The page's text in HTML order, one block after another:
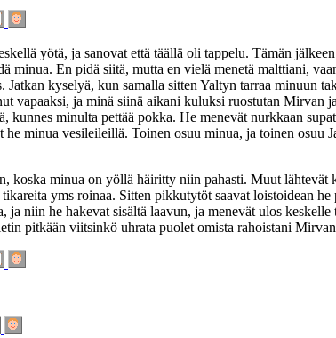
yötä, ja sanovat että täällä oli tappelu. Tämän
minua. En pidä siitä, mutta en vielä menetä malttiani,
Jatkan kyselyä, kun samalla sitten Yaltyn tarraa minuun
vapaaksi, ja minä siinä aikani kuluksi ruostutan Mirvan
kunnes minulta pettää pokka. He menevät nurkkaan
he minua vesileileillä. Toinen osuu minua, ja toinen
koska minua on yöllä häiritty niin pahasti. Muut lähtevät
yms roinaa. Sitten pikkutytöt saavat loistoidean
ja niin he hakevat sisältä laavun, ja menevät ulos
pitkään viitsinkö uhrata puolet omista rahoistani